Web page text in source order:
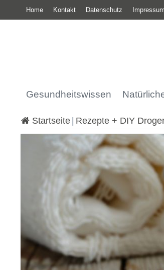
Home Kontakt Datenschutz Impressum
Gesundheitswissen
Startseite Rezepte + DIY